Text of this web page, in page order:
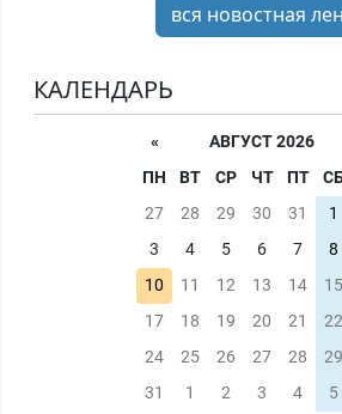
вся новостная
КАЛЕНДАРЬ
«
АВГУСТ 2026
ПН
ВТ СР ЧТ ПТ
27
28 29 30 31 1
3
4 5 6 7 8
10
11 12 13 14 15
17
18 19 20 21 22
24
25 26 27 28 29
31
1 2 3 4 5